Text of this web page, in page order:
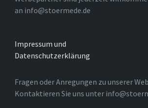
an info@stoermede.de
Impressum und
Datenschutzerklärung
Fragen oder Anregungen zu unserer
Kontaktieren Sie uns unter